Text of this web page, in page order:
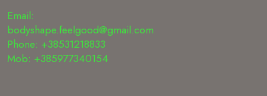
Email:
bodyshape.feelgood@gmail.com
Phone: +38531218833
Mob: +385977340154